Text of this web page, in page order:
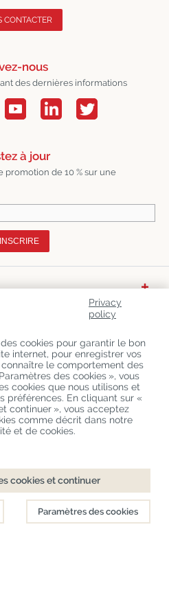
CONTACTER
nous
des dernières informations
à jour
promotion de 10 % sur une
Privacy
policy
cookies pour garantir le bon
internet, pour enregistrer vos
le comportement des
des cookies », vous
cookies que nous utilisons et
préférences. En cliquant sur «
continuer », vous acceptez
comme décrit dans notre
et de cookies.
cookies et continuer
Paramètres des cookies
Last updated 07-08-2026
Hommes, 33000 Bordeaux, France
VAT: NL860644923B01